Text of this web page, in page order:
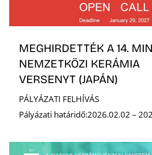
MEGHIRDETTÉK A 14.
NEMZETKÖZI KERÁMIA
VERSENYT (JAPÁN)
PÁLYÁZATI FELHÍVÁS
Pályázati határidő:2026.02.02 –